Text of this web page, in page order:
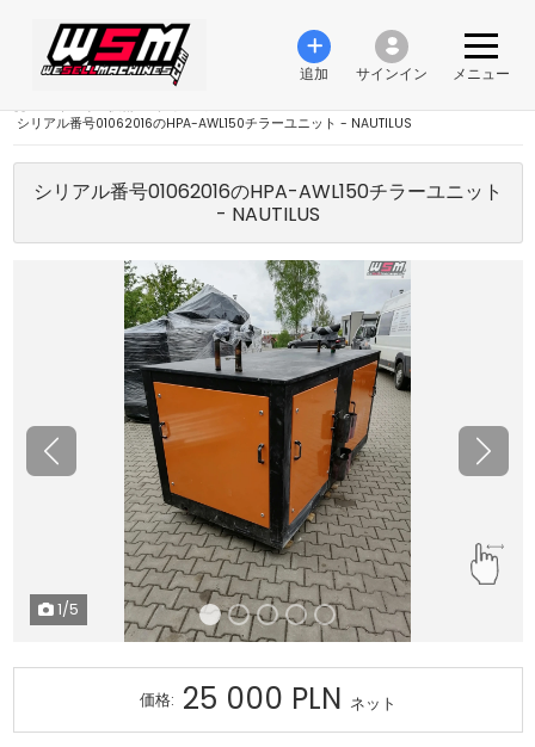
追加 サインイン メニュー
シリアル番号01062016のHPA-AWL150チラーユニット - NAUTILUS
シリアル番号01062016のHPA-AWL150チラーユニット
- NAUTILUS
前の 次
1/5
価格: 25 000 PLN ネット